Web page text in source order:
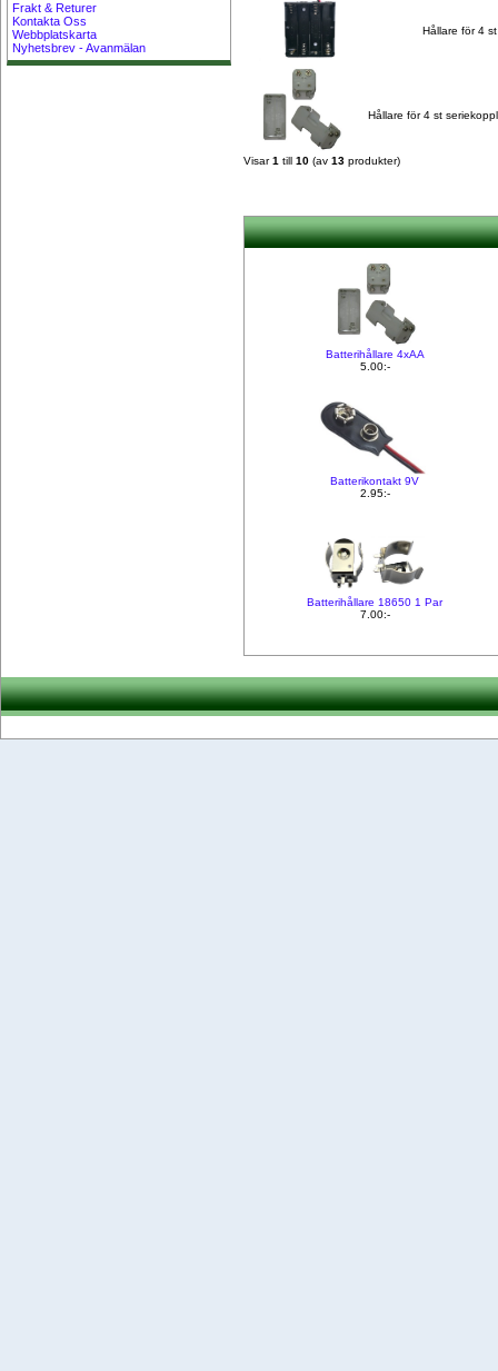
Frakt & Returer
Kontakta Oss
Webbplatskarta
Nyhetsbrev - Avanmälan
Hållare för 4
Hållare för 4 st
Visar1 till 10 (av 13 produkter)
Batterihållare 4xAA
5.00:-
Batterikontakt 9V
2.95:-
Batterihållare 18650 1 Par
7.00:-